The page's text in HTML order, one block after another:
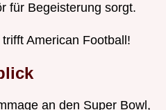
für Begeisterung sorgt.
American Football!
an den Super Bowl,